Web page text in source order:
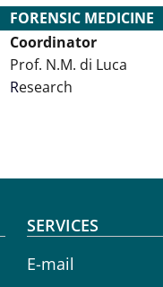
FORENSIC MEDICINE
Coordinator
Prof. N.M. di Luca
Research
SERVICES
E-mail